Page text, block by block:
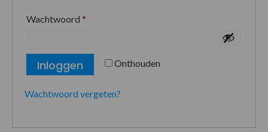
Wachtwoord *
Onthouden
Inloggen
Wachtwoord vergeten?